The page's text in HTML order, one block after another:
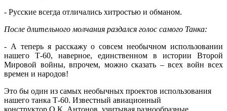
- Русские всегда отличались хитростью и обманом.
После длительного молчания раздался голос самого Танка:
- А теперь я расскажу о совсем необычном использовании
нашего Т-60, наверное, единственном в истории Второй
Мировой войны, впрочем, можно сказать – всех войн всех
времен и народов!
Это бы один из самых необычных проектов использования
нашего танка Т-60. Известный авиационный